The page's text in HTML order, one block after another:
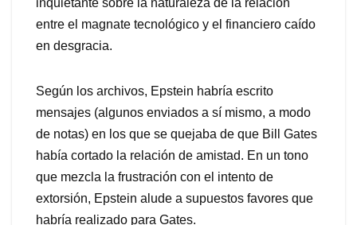
inquietante sobre la naturaleza de la relación
entre el magnate tecnológico y el financiero caído
en desgracia.
Según los archivos, Epstein habría escrito
mensajes (algunos enviados a sí mismo, a modo
de notas) en los que se quejaba de que Bill Gates
había cortado la relación de amistad. En un tono
que mezcla la frustración con el intento de
extorsión, Epstein alude a supuestos favores que
habría realizado para Gates.